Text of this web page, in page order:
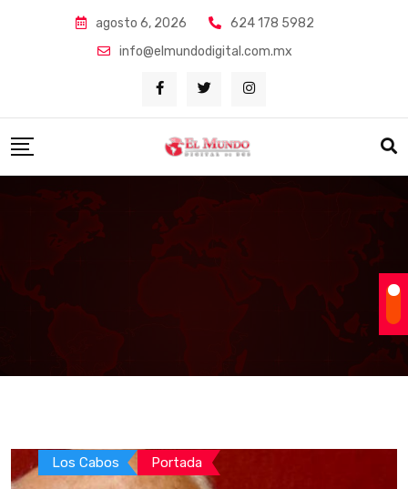
agosto 6, 2026
624 178 5982
info@elmundodigital.com.mx
Los Cabos Portada